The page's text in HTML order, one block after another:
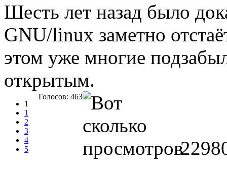
Шесть лет назад было
GNU/linux заметно
этом уже многие
открытым.
1
1
2
3
4
5
Голосов: 463